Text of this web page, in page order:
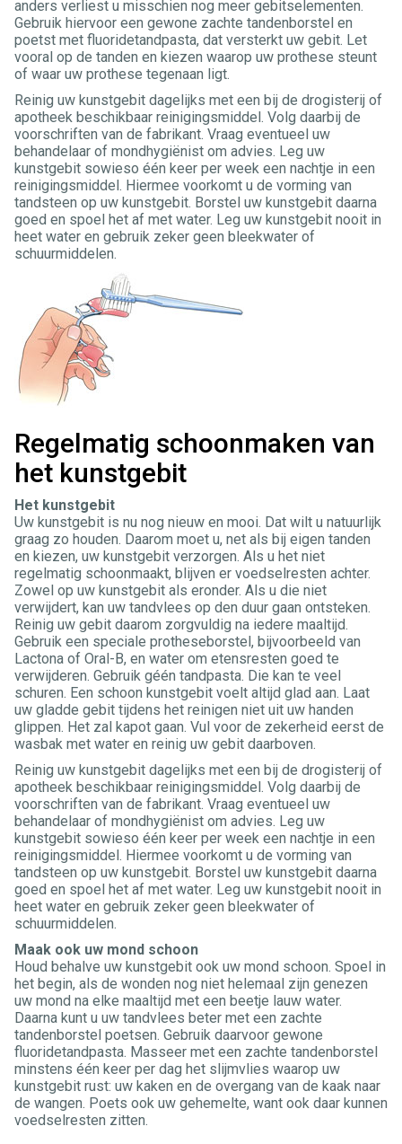
anders verliest u misschien nog meer gebitselementen.
Gebruik hiervoor een gewone zachte tandenborstel en
poetst met fluoridetandpasta, dat versterkt uw gebit. Let
vooral op de tanden en kiezen waarop uw prothese steunt
of waar uw prothese tegenaan ligt.
Reinig uw kunstgebit dagelijks met een bij de drogisterij of
apotheek beschikbaar reinigingsmiddel. Volg daarbij de
voorschriften van de fabrikant. Vraag eventueel uw
behandelaar of mondhygiënist om advies. Leg uw
kunstgebit sowieso één keer per week een nachtje in een
reinigingsmiddel. Hiermee voorkomt u de vorming van
tandsteen op uw kunstgebit. Borstel uw kunstgebit daarna
goed en spoel het af met water. Leg uw kunstgebit nooit in
heet water en gebruik zeker geen bleekwater of
schuurmiddelen.
Regelmatig schoonmaken van
het kunstgebit
Het kunstgebit
Uw kunstgebit is nu nog nieuw en mooi. Dat wilt u natuurlijk
graag zo houden. Daarom moet u, net als bij eigen tanden
en kiezen, uw kunstgebit verzorgen. Als u het niet
regelmatig schoonmaakt, blijven er voedselresten achter.
Zowel op uw kunstgebit als eronder. Als u die niet
verwijdert, kan uw tandvlees op den duur gaan ontsteken.
Reinig uw gebit daarom zorgvuldig na iedere maaltijd.
Gebruik een speciale protheseborstel, bijvoorbeeld van
Lactona of Oral-B, en water om etensresten goed te
verwijderen. Gebruik géén tandpasta. Die kan te veel
schuren. Een schoon kunstgebit voelt altijd glad aan. Laat
uw gladde gebit tijdens het reinigen niet uit uw handen
glippen. Het zal kapot gaan. Vul voor de zekerheid eerst de
wasbak met water en reinig uw gebit daarboven.
Reinig uw kunstgebit dagelijks met een bij de drogisterij of
apotheek beschikbaar reinigingsmiddel. Volg daarbij de
voorschriften van de fabrikant. Vraag eventueel uw
behandelaar of mondhygiënist om advies. Leg uw
kunstgebit sowieso één keer per week een nachtje in een
reinigingsmiddel. Hiermee voorkomt u de vorming van
tandsteen op uw kunstgebit. Borstel uw kunstgebit daarna
goed en spoel het af met water. Leg uw kunstgebit nooit in
heet water en gebruik zeker geen bleekwater of
schuurmiddelen.
Maak ook uw mond schoon
Houd behalve uw kunstgebit ook uw mond schoon. Spoel in
het begin, als de wonden nog niet helemaal zijn genezen
uw mond na elke maaltijd met een beetje lauw water.
Daarna kunt u uw tandvlees beter met een zachte
tandenborstel poetsen. Gebruik daarvoor gewone
fluoridetandpasta. Masseer met een zachte tandenborstel
minstens één keer per dag het slijmvlies waarop uw
kunstgebit rust: uw kaken en de overgang van de kaak naar
de wangen. Poets ook uw gehemelte, want ook daar kunnen
voedselresten zitten.